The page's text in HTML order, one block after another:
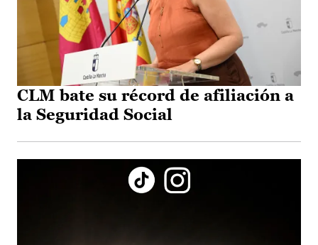
CLM bate su récord de afiliación a
la Seguridad Social